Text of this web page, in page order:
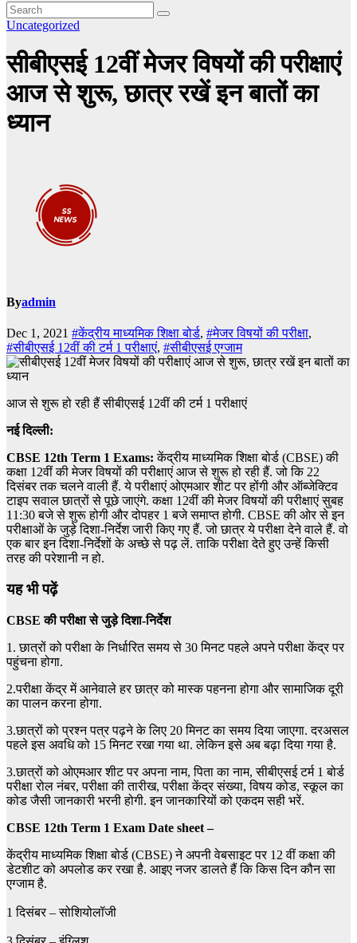
Uncategorized
सीबीएसई 12वीं मेजर विषयों की परीक्षाएं
आज से शुरू, छात्र रखें इन बातों का
ध्यान
Byadmin
Dec 1, 2021 #केंद्रीय माध्यमिक शिक्षा बोर्ड, #मेजर विषयों की परीक्षा,
#सीबीएसई 12वीं की टर्म 1 परीक्षाएं, #सीबीएसई एग्जाम
आज से शुरू हो रही हैं सीबीएसई 12वीं की टर्म 1 परीक्षाएं
नई दिल्ली:
CBSE 12th Term 1 Exams:केंद्रीय माध्यमिक शिक्षा बोर्ड (CBSE) की
कक्षा 12वीं की मेजर विषयों की परीक्षाएं आज से शुरू हो रही हैं. जो कि 22
दिसंबर तक चलने वाली हैं. ये परीक्षाएं ओएमआर शीट पर होंगी और ऑब्जेक्टिव
टाइप सवाल छात्रों से पूछे जाएंगे. कक्षा 12वीं की मेजर विषयों की परीक्षाएं सुबह
11:30 बजे से शुरू होगी और दोपहर 1 बजे समाप्त होगी. CBSE की ओर से इन
परीक्षाओं के जुड़े दिशा-निर्देश जारी किए गए हैं. जो छात्र ये परीक्षा देने वाले हैं. वो
एक बार इन दिशा-निर्देशों के अच्छे से पढ़ लें. ताकि परीक्षा देते हुए उन्हें किसी
तरह की परेशानी न हो.
यह भी पढ़ें
CBSE की परीक्षा से जुड़े दिशा-निर्देश
1. छात्रों को परीक्षा के निर्धारित समय से 30 मिनट पहले अपने परीक्षा केंद्र पर
पहुंचना होगा.
2.परीक्षा केंद्र में आनेवाले हर छात्र को मास्क पहनना होगा और सामाजिक दूरी
का पालन करना होगा.
3.छात्रों को प्रश्न पत्र पढ़ने के लिए 20 मिनट का समय दिया जाएगा. दरअसल
पहले इस अवधि को 15 मिनट रखा गया था. लेकिन इसे अब बढ़ा दिया गया है.
3.छात्रों को ओएमआर शीट पर अपना नाम, पिता का नाम, सीबीएसई टर्म 1 बोर्ड
परीक्षा रोल नंबर, परीक्षा की तारीख, परीक्षा केंद्र संख्या, विषय कोड, स्कूल का
कोड जैसी जानकारी भरनी होगी. इन जानकारियों को एकदम सही भरें.
CBSE 12th Term 1 Exam Date sheet –
केंद्रीय माध्यमिक शिक्षा बोर्ड (CBSE) ने अपनी वेबसाइट पर 12 वीं कक्षा की
डेटशीट को अपलोड कर रखा है. आइए नजर डालते हैं कि किस दिन कौन सा
एग्जाम है.
1 दिसंबर – सोशियोलॉजी